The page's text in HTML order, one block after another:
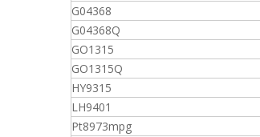
G04368
G04368Q
GO1315
GO1315Q
HY9315
LH9401
Pt8973mpg